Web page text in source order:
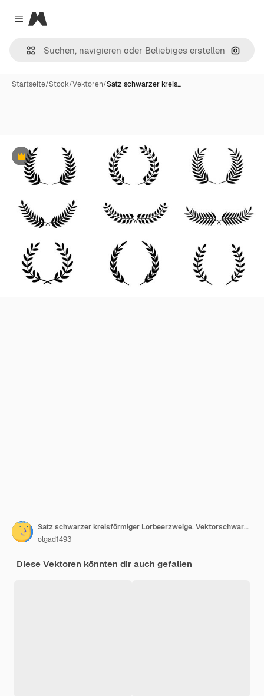
Close menu
Magnific
Nach
Startseite/Stock/Vektoren/Satz schwarzer kreis…
Premium
Satz schwarzer kreisförmiger Lorbeerzweige. Vektorschwarzer Lorbeersatz. Emblem floraler griechischer Zweig im flachen Stil
olgad1493
Diese Vektoren könnten dir auch gefallen